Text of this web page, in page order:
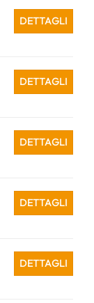
DETTAGLI
DETTAGLI
DETTAGLI
DETTAGLI
DETTAGLI